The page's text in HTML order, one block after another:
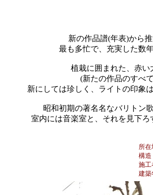
新の作品譜(年表)から
最も多忙で、充実した数
植栽に囲まれた、赤
(新たの作品のすべ
新にしては珍しく、ライトの印象
昭和初期の著名名なバリトン
室内には音楽室と、それを見下
所
構造
施工
建築